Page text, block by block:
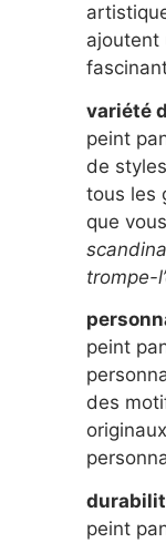
ajoutent
variété
peint
de
tous les
que
trompe-
peint
des
peint